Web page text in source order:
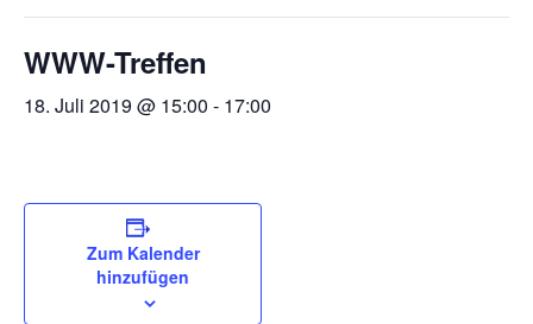
WWW-Treffen
18. Juli 2019 @ 15:00 - 17:00
Zum Kalender
hinzufügen